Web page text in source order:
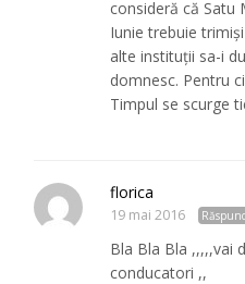
consideră că Satu
Iunie trebuie
alte instituții sa-i
domnesc. Pentru
Timpul se scurge
florica
19 mai 2016
Bla Bla Bla ,,,,,vai
conducatori ,,